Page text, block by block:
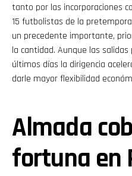
tanto por las incorporaciones
15 futbolistas de la
un precedente importante,
la cantidad. Aunque las
últimos días la dirigencia
darle mayor flexibilidad
Almada
fortuna en